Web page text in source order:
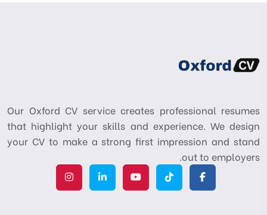
Our Oxford CV service creates professional resumes
that highlight your skills and experience. We design
your CV to make a strong first impression and stand
out to employers.